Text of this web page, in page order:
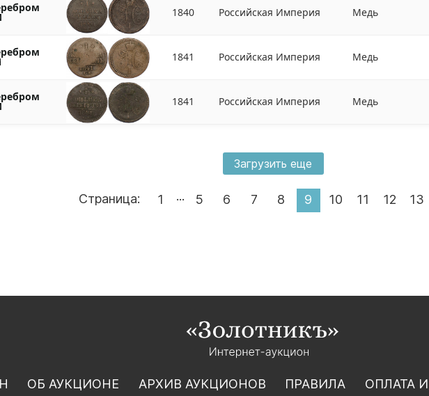
1840 Российская Империя Медь
1841 Российская Империя Медь
1841 Российская Империя Медь
Загрузить еще
Страница: 1 ... 5 6 7 8 9 10 11 12 13
ОБ АУКЦИОНЕ АРХИВ АУКЦИОНОВ ПРАВИЛА ОПЛАТА